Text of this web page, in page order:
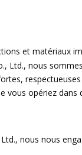
et matériaux
Ltd., nous
respectueuses
vous opériez dans
nous nous